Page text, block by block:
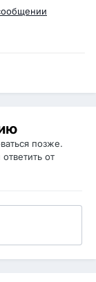
позже.
от